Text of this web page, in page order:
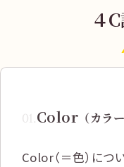
４
01.Color （カラー
Color（＝色）につ